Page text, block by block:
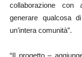
collaborazione con
generare qualcosa
un’intera comunità”.
“Il progetto –